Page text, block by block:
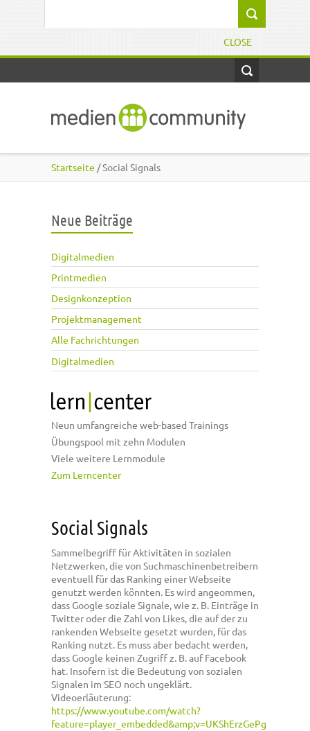
CLOSE
Startseite / Social Signals
Neue Beiträge
Digitalmedien
Printmedien
Designkonzeption
Projektmanagement
Alle Fachrichtungen
Digitalmedien
Neun umfangreiche web-based Trainings
Übungspool mit zehn Modulen
Viele weitere Lernmodule
Zum Lerncenter
Social Signals
Sammelbegriff für Aktivitäten in sozialen
Netzwerken, die von Suchmaschinenbetreibern
eventuell für das Ranking einer Webseite
genutzt werden könnten. Es wird angeommen,
dass Google soziale Signale, wie z. B. Einträge in
Twitter oder die Zahl von Likes, die auf der zu
rankenden Webseite gesetzt wurden, für das
Ranking nutzt. Es muss aber bedacht werden,
dass Google keinen Zugriff z. B. auf Facebook
hat. Insofern ist die Bedeutung von sozialen
Signalen im SEO noch ungeklärt.
Videoerläuterung:
https://www.youtube.com/watch?
feature=player_embedded&amp;v=UKShErzGePg